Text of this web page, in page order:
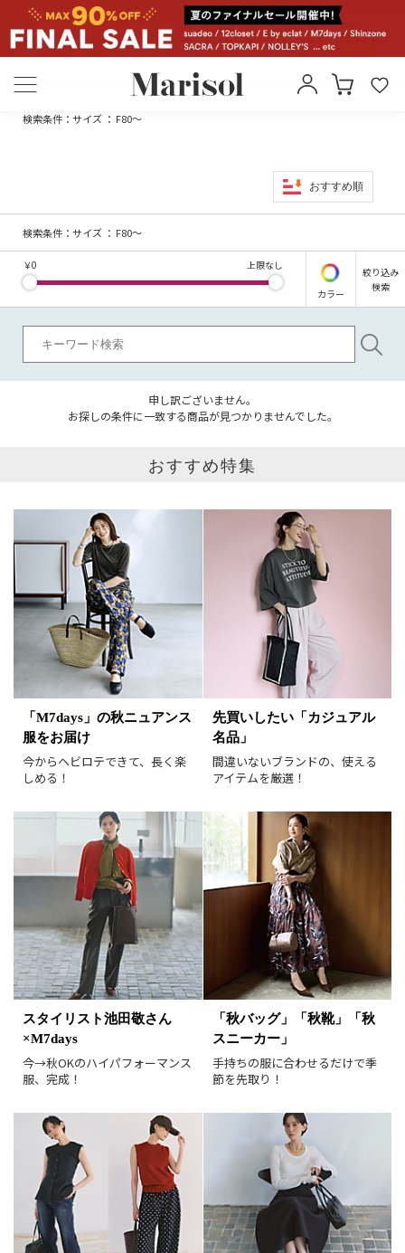
検索条件： サイズ ： F80～
おすすめ順
検索条件： サイズ ： F80～
￥0 上限なし
カラー
絞り込み
検索
申し訳ございません。
お探しの条件に一致する商品が見つかりませんでした。
カテゴリ
サイズ F80～
掲載雑誌
円
予約品
在庫あり
画像小 画像大
表示件数 30件 90件
並び順 おすすめ順
人気順
新着順
価格が安い順
価格が高い順
値下げ実施日順
レビュー高評価順
カラー（複数選択可）
ホワイト ブラック
グレー
ベージュ
ブラウン
オレンジ
イエロー
レッド
ピンク
おすすめ特集
「M7days」の秋ニュアンス
服をお届け
今からヘビロテできて、長く楽
しめる！
先買いしたい「カジュアル
名品」
間違いないブランドの、使える
アイテムを厳選！
スタイリスト池田敬さん
×M7days
今→秋OKのハイパフォーマンス
服、完成！
「秋バッグ」「秋靴」「秋
スニーカー」
手持ちの服に合わせるだけで季
節を先取り！